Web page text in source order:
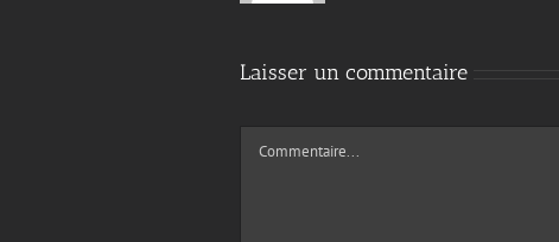
Laisser un commentaire